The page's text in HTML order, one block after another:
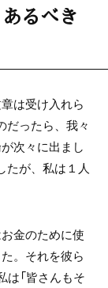
るべき
は受け入れら
だったら、我々
次々に出まし
たが、私は１人
金のために使
。それを彼ら
は「皆さんもそ